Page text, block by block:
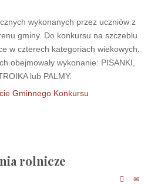
wykonanych przez uczniów z
gminy. Do konkursu na szczeblu
w czterech kategoriach wiekowych.
obejmowały wykonanie: PISANKI,
lub PALMY.
Gminnego Konkursu
rolnicze